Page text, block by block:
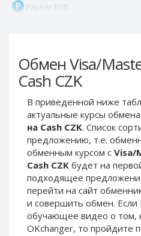
Обмен Visa/
Cash CZK
В приведенной ниже
актуальные курсы обмена
на Cash CZK. Список
предложению, т.е.
обменным курсом с Visa/
Cash CZK будет на
подходящее
перейти на сайт
и совершить обмен.
обучающее видео о том,
OKchanger, то пройдите
Payeer EUR
Payeer Tether ERC20
(USDT)
Payeer UAH
ЮMoney RUB
ЮMoney KZT
PayPal USD
PayPal EUR
PayPal GBP
PayPal CAD
PayPal AUD
PayPal RUB